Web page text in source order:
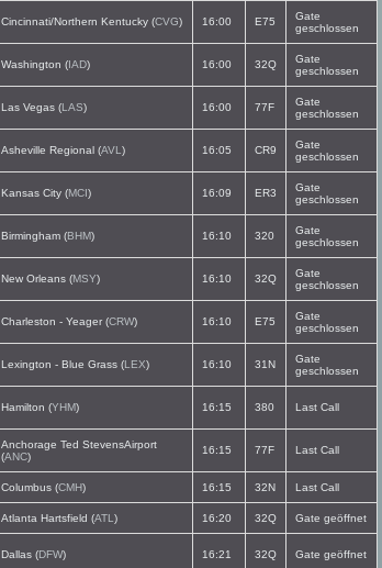
Cincinnati/Northern Kentucky (CVG) 16:00 E75
Gate
geschlossen
Washington (IAD) 16:00 32Q
Gate
geschlossen
Las Vegas (LAS) 16:00 77F
Gate
geschlossen
Asheville Regional (AVL ) 16:05 CR9
Gate
geschlossen
Kansas City (MCI) 16:09 ER3
Gate
geschlossen
Birmingham (BHM) 16:10 320
Gate
geschlossen
New Orleans (MSY) 16:10 32Q
Gate
geschlossen
Charleston - Yeager (CRW) 16:10 E75
Gate
geschlossen
Lexington - Blue Grass (LEX) 16:10 31N
Gate
geschlossen
Hamilton (YHM) 16:15 380 Last Call
Anchorage Ted StevensAirport
(ANC)
16:15 77F Last Call
Columbus (CMH) 16:15 32N Last Call
Atlanta Hartsfield (ATL ) 16:20 32Q Gate geöffnet
Dallas (DFW) 16:21 32Q Gate geöffnet